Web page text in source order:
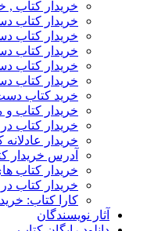
خریدار کتاب ,
خریدار کتاب
خریدار کتاب
خریدار کتاب
خریدار کتاب
خریدار کتاب
خرید کتاب
خریدار کتاب
خریدار کتاب در
خریدار عادلانه
آدرس خریدار
خریدار کتاب
خریدار کتاب
کارا کتاب:
آثار نویسندگان